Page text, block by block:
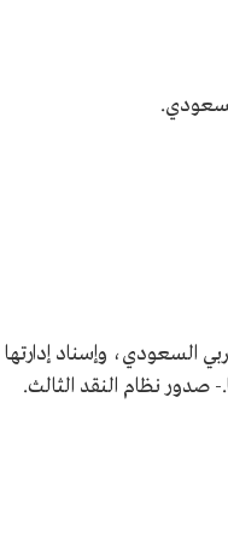
السعودي، وإسناد إدارتها
صدور نظام النقد الثالث.